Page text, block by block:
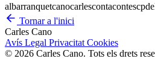
albarranquetcanocarlescontacontescp
Tornar a l'inici
Carles Cano
Avís Legal Privacitat Cookies
© 2026 Carles Cano. Tots els drets